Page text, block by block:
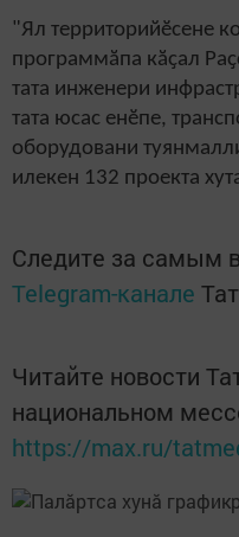
"Ял территорийӗсене
программӑпа кӑҫал
тата инженери
тата юсас енӗпе,
оборудовани
илекен 132 проекта
Следите за самым
Telegram-канале
Читайте новости
национальном
https://max.ru/